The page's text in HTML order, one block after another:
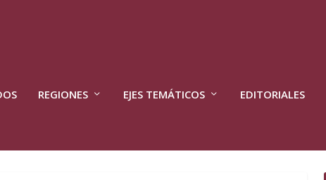
REGIONES EJES TEMÁTICOS EDITORIALES